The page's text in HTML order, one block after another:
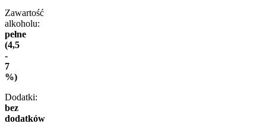
Zawartość
alkoholu:
pełne
(4,5
-
7
%)
Dodatki:
bez
dodatków